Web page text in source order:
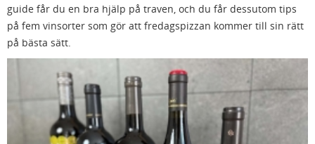
guide får du en bra hjälp på traven, och du får dessutom tips
på fem vinsorter som gör att fredagspizzan kommer till sin rätt
på bästa sätt.